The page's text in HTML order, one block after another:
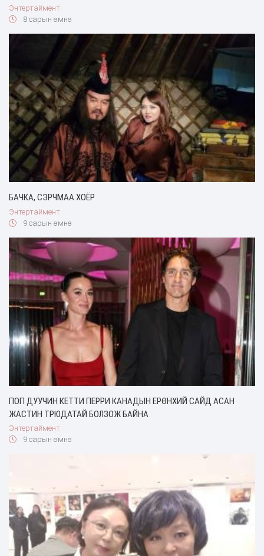
Энтертаймент
8 сарын өмнө
БАЧКА, СЭРЧМАА ХОЁР
Энтертаймент
9 сарын өмнө
ПОП ДУУЧИН КЕТТИ ПЕРРИ КАНАДЫН ЕРӨНХИЙ САЙД АСАН
ЖАСТИН ТРЮДАТАЙ БОЛЗОЖ БАЙНА
Энтертаймент
9 сарын өмнө